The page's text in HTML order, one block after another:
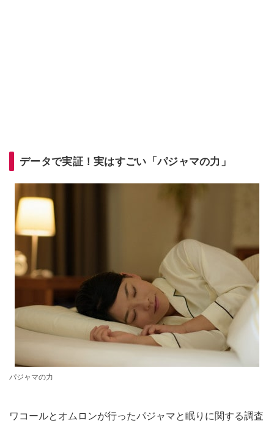
データで実証！実はすごい「パジャマの力」
パジャマの力
ワコールとオムロンが行ったパジャマと眠りに関する調査